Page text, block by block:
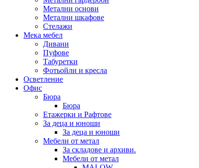
Метални основи
Метални шкафове
Стелажи
Мека мебел
Дивани
Пуфове
Табуретки
Фотьойли и кресла
Осветление
Офис
Бюра
Бюра
Етажерки и Рафтове
За деца и юноши
За деца и юноши
Мебели от метал
За складове и архиви.
Мебели от метал